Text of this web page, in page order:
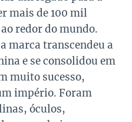
mais de 100 mil
redor do mundo.
marca transcendeu a
e se consolidou em
muito sucesso,
império. Foram
óculos,